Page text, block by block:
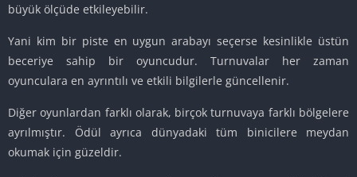
büyük ölçüde etkileyebilir.
Yani kim bir piste en uygun arabayı seçerse kesinlikle üstün
beceriye sahip bir oyuncudur. Turnuvalar her zaman
oyunculara en ayrıntılı ve etkili bilgilerle güncellenir.
Diğer oyunlardan farklı olarak, birçok turnuvaya farklı bölgelere
ayrılmıştır. Ödül ayrıca dünyadaki tüm binicilere meydan
okumak için güzeldir.